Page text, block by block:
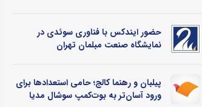
حضور ایندکس با فناوری سوئدی در
نمایشگاه صنعت مبلمان تهران
پیلبان و رهنما کالج؛ حامی استعدادها برای
ورود آسان‌تر به بوت‌کمپ سوشال مدیا